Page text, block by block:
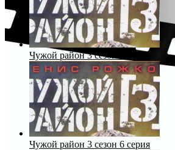
Чужой район 3 сезон 5 серия
Чужой район 3 сезон 6 серия